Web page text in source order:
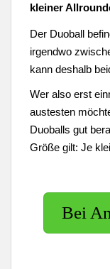
kleiner
Der Duoball
irgendwo
kann deshalb
Wer also erst
austesten
Duoballs gut
Größe gilt: Je
Bei